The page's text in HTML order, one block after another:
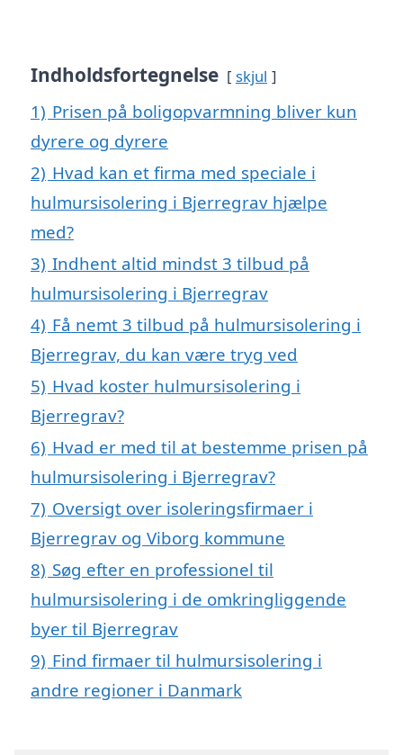
Indholdsfortegnelse skjul
1) Prisen på boligopvarmning bliver kun
dyrere og dyrere
2) Hvad kan et firma med speciale i
hulmursisolering i Bjerregrav hjælpe
med?
3) Indhent altid mindst 3 tilbud på
hulmursisolering i Bjerregrav
4) Få nemt 3 tilbud på hulmursisolering i
Bjerregrav, du kan være tryg ved
5) Hvad koster hulmursisolering i
Bjerregrav?
6) Hvad er med til at bestemme prisen på
hulmursisolering i Bjerregrav?
7) Oversigt over isoleringsfirmaer i
Bjerregrav og Viborg kommune
8) Søg efter en professionel til
hulmursisolering i de omkringliggende
byer til Bjerregrav
9) Find firmaer til hulmursisolering i
andre regioner i Danmark